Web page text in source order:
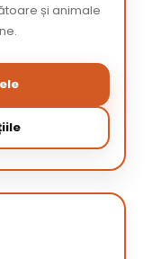
și animale